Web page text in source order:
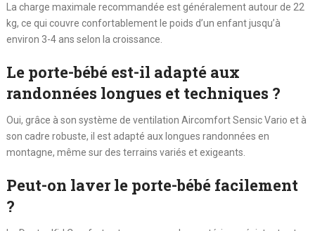
La charge maximale recommandée est généralement autour de 22
kg, ce qui couvre confortablement le poids d’un enfant jusqu’à
environ 3-4 ans selon la croissance.
Le porte-bébé est-il adapté aux
randonnées longues et techniques ?
Oui, grâce à son système de ventilation Aircomfort Sensic Vario et à
son cadre robuste, il est adapté aux longues randonnées en
montagne, même sur des terrains variés et exigeants.
Peut-on laver le porte-bébé facilement
?